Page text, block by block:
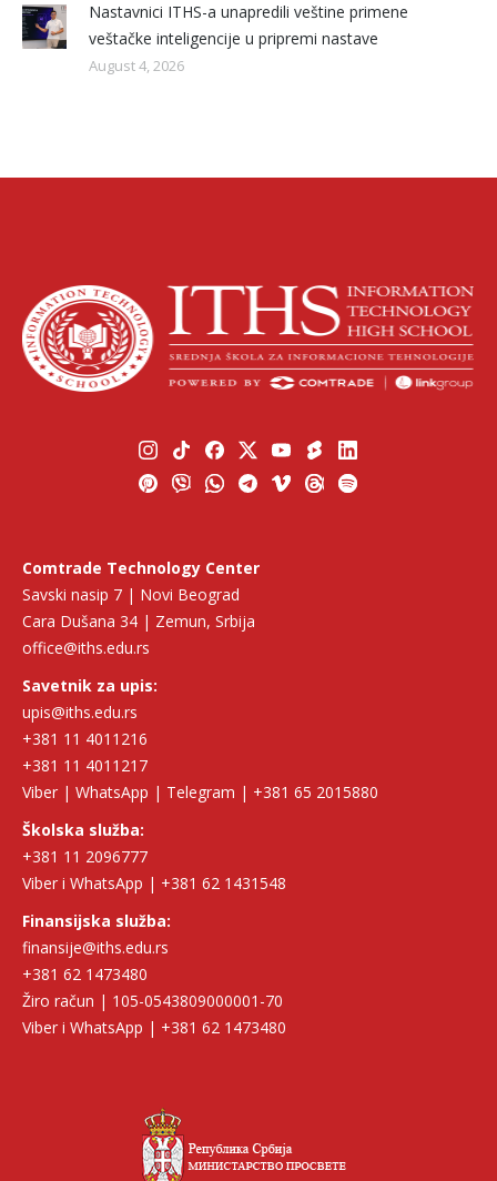
Nastavnici ITHS-a unapredili veštine primene
veštačke inteligencije u pripremi nastave
August 4, 2026
Comtrade Technology Center
Savski nasip 7 | Novi Beograd
Cara Dušana 34 | Zemun, Srbija
office@iths.edu.rs
Savetnik za upis:
upis@iths.edu.rs
+381 11 4011216
+381 11 4011217
Viber | WhatsApp | Telegram | +381 65 2015880
Školska služba:
+381 11 2096777
Viber i WhatsApp | +381 62 1431548
Finansijska služba:
finansije@iths.edu.rs
+381 62 1473480
Žiro račun | 105-0543809000001-70
Viber i WhatsApp | +381 62 1473480